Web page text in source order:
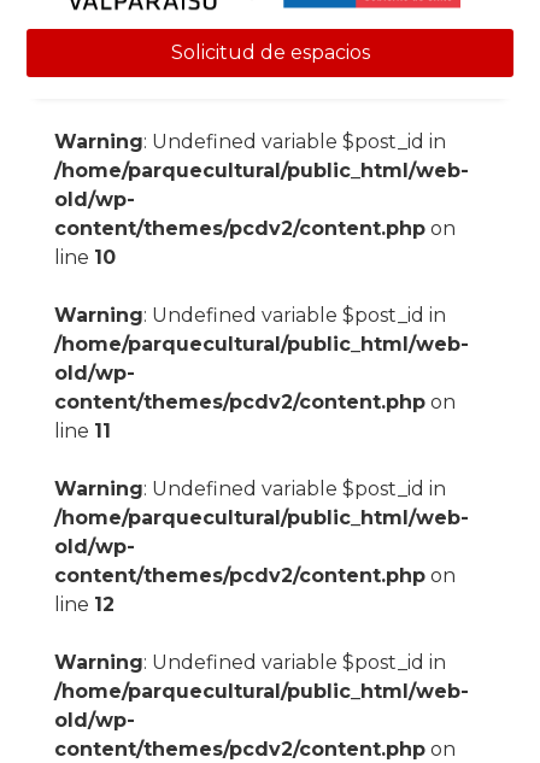
Solicitud de espacios
Warning: Undefined variable $post_id in
/home/parquecultural/public_html/web-
old/wp-
content/themes/pcdv2/content.phpon
line 10
Warning: Undefined variable $post_id in
/home/parquecultural/public_html/web-
old/wp-
content/themes/pcdv2/content.phpon
line 11
Warning: Undefined variable $post_id in
/home/parquecultural/public_html/web-
old/wp-
content/themes/pcdv2/content.phpon
line 12
Warning: Undefined variable $post_id in
/home/parquecultural/public_html/web-
old/wp-
content/themes/pcdv2/content.phpon